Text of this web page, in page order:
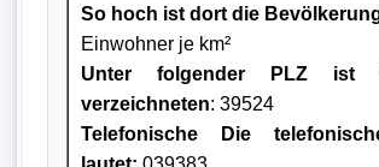
So hoch ist dort die
Einwohner je km²
Unter folgender PLZ ist
verzeichneten: 39524
Telefonische Die